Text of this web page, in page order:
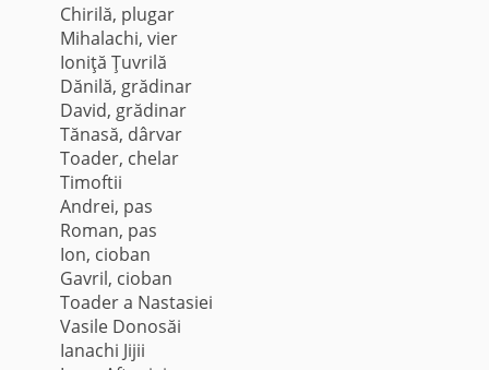
Chirilă, plugar
Mihalachi, vier
Ioniţă Ţuvrilă
Dănilă, grădinar
David, grădinar
Tănasă, dârvar
Toader, chelar
Timoftii
Andrei, pas
Roman, pas
Ion, cioban
Gavril, cioban
Toader a Nastasiei
Vasile Donosăi
Ianachi Jijii